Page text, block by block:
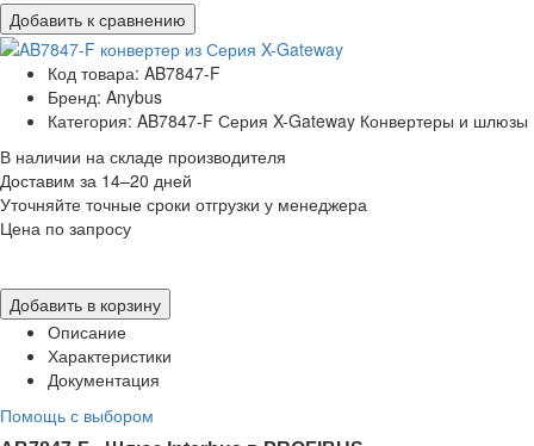
Добавить к сравнению
Код товара: AB7847-F
Бренд: Anybus
Категория: AB7847-F Серия X-Gateway Конвертеры и шлюзы
В наличии на складе производителя
Доставим за 14–20 дней
Уточняйте точные сроки отгрузки у менеджера
Цена по запросу
Добавить в корзину
Описание
Характеристики
Документация
Помощь с выбором